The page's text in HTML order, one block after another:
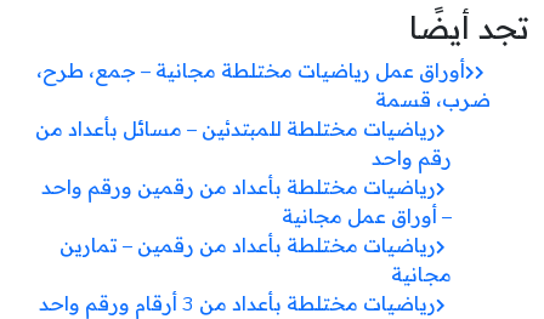
تجد أيضًا
أوراق عمل رياضيات مختلطة مجانية – جمع، طرح،
ضرب، قسمة
رياضيات مختلطة للمبتدئين – مسائل بأعداد من
رقم واحد
رياضيات مختلطة بأعداد من رقمين ورقم واحد
– أوراق عمل مجانية
رياضيات مختلطة بأعداد من رقمين – تمارين
مجانية
رياضيات مختلطة بأعداد من 3 أرقام ورقم واحد